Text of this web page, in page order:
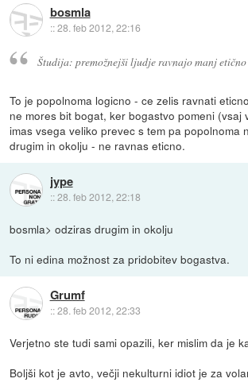
bosmla
::28. feb 2012, 22:16
Študija: premožnejši ljudje ravnajo manj
To je popolnoma logicno - ce zelis ravnati
ne mores bit bogat, ker bogastvo pomeni (vsaj
imas vsega veliko prevec s tem pa popolnoma
drugim in okolju - ne ravnas eticno.
jype
::28. feb 2012, 22:18
bosmla> odziras drugim in okolju
To ni edina možnost za pridobitev bogastva.
Grumf
::28. feb 2012, 22:33
Verjetno ste tudi sami opazili, ker mislim da je
Boljši kot je avto, večji nekulturni idiot je za